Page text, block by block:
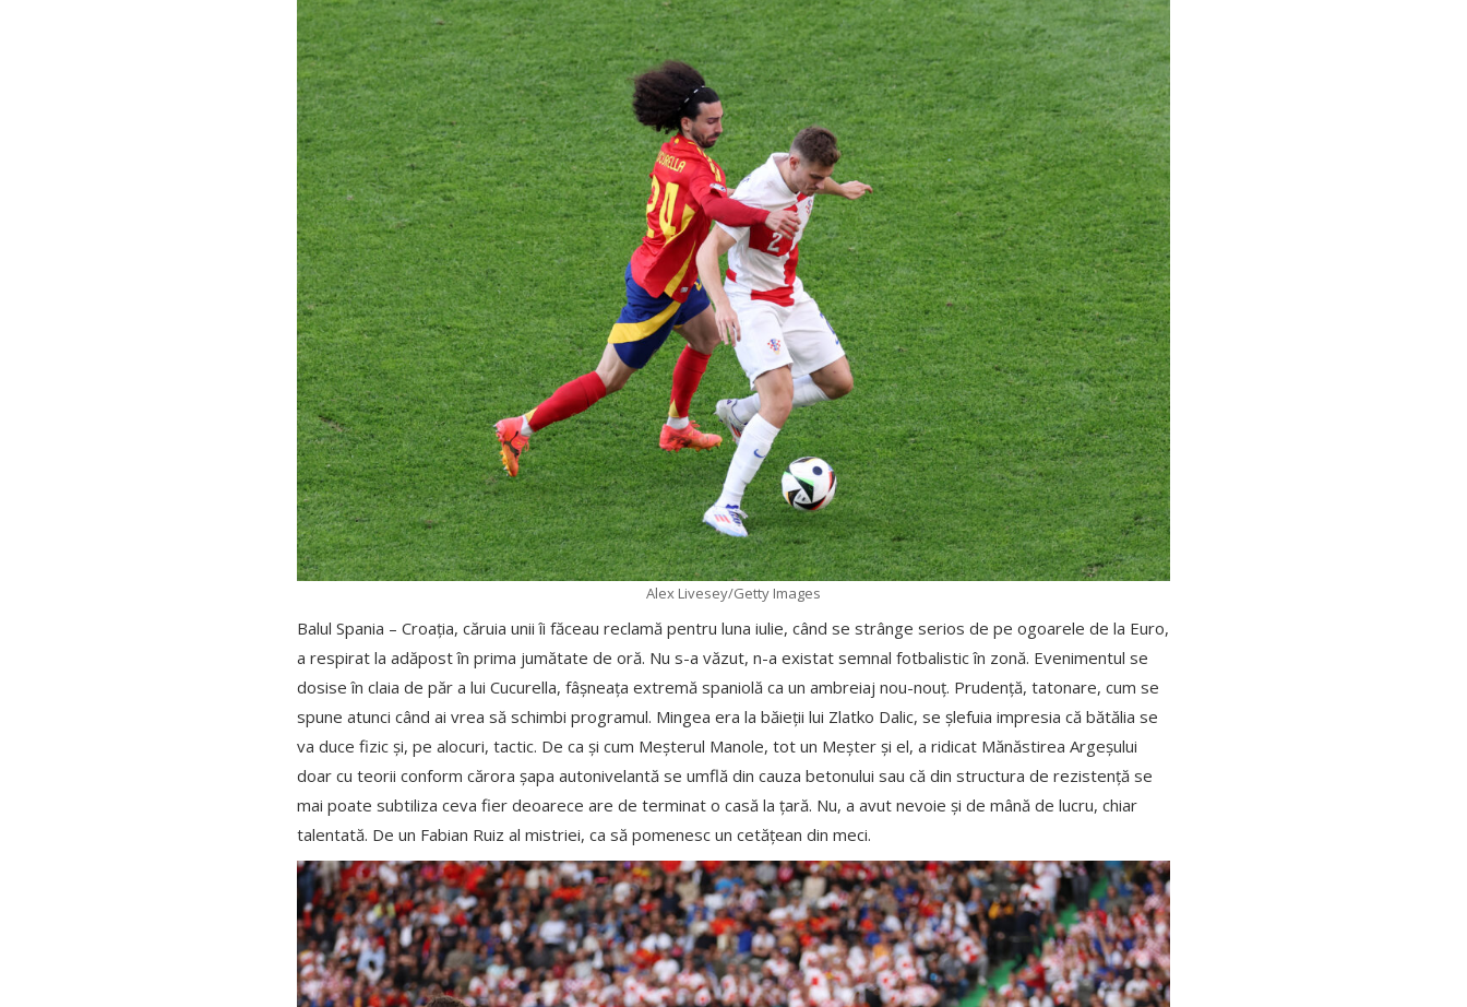
Alex Livesey/Getty Images
Balul Spania – Croația, căruia unii îi făceau reclamă pentru luna iulie, când se strânge serios de pe ogoarele de la Euro,
a respirat la adăpost în prima jumătate de oră. Nu s-a văzut, n-a existat semnal fotbalistic în zonă. Evenimentul se
dosise în claia de păr a lui Cucurella, fâșneața extremă spaniolă ca un ambreiaj nou-nouț. Prudență, tatonare, cum se
spune atunci când ai vrea să schimbi programul. Mingea era la băieții lui Zlatko Dalic, se șlefuia impresia că bătălia se
va duce fizic și, pe alocuri, tactic. De ca și cum Meșterul Manole, tot un Meșter și el, a ridicat Mănăstirea Argeșului
doar cu teorii conform cărora șapa autonivelantă se umflă din cauza betonului sau că din structura de rezistență se
mai poate subtiliza ceva fier deoarece are de terminat o casă la țară. Nu, a avut nevoie și de mână de lucru, chiar
talentată. De un Fabian Ruiz al mistriei, ca să pomenesc un cetățean din meci.